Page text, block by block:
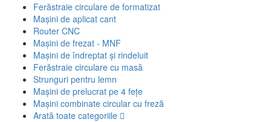
Ferăstraie circulare de formatizat
Mașini de aplicat cant
Router CNC
Mașini de frezat - MNF
Mașini de îndreptat și rindeluit
Ferăstraie circulare cu masă
Strunguri pentru lemn
Mașini de prelucrat pe 4 fețe
Mașini combinate circular cu freză
Arată toate categoriile